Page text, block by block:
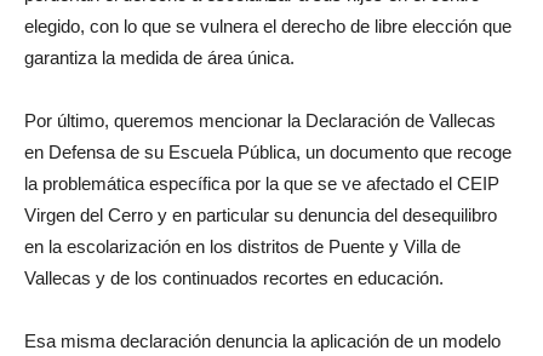
elegido, con lo que se vulnera el derecho de libre elección que
garantiza la medida de área única.
Por último, queremos mencionar la Declaración de Vallecas
en Defensa de su Escuela Pública, un documento que recoge
la problemática específica por la que se ve afectado el CEIP
Virgen del Cerro y en particular su denuncia del desequilibro
en la escolarización en los distritos de Puente y Villa de
Vallecas y de los continuados recortes en educación.
Esa misma declaración denuncia la aplicación de un modelo